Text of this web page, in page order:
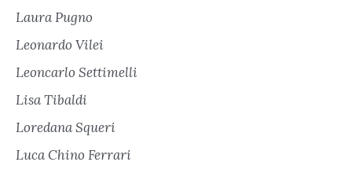
Laura Pugno
Leonardo Vilei
Leoncarlo Settimelli
Lisa Tibaldi
Loredana Squeri
Luca Chino Ferrari